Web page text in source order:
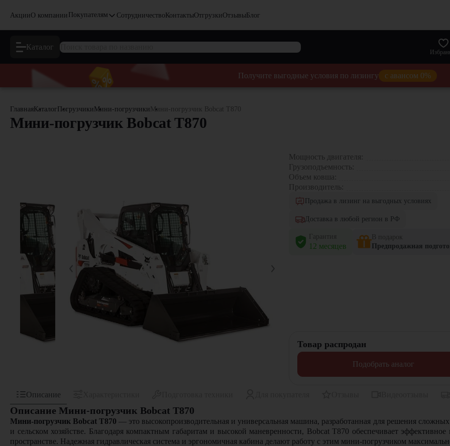
АкцииО компании Покупателям СотрудничествоКонтактыОтгрузкиОтзывыБлог
Каталог
Получите выгодные условия по лизингу с авансом 0%
Главная Каталог Погрузчики Мини-погрузчики Мини-погрузчик Bobcat T870
Мини-погрузчик Bobcat T870
Мощность двигателя:
Грузоподъемность:
Объем ковша:
Производитель:
Продажа в лизинг на выгодных условиях
Доставка в любой регион в РФ
Гарантия
12 месяцев
В подарок
Предпродажная
Товар распродан
Подобрать аналог
Описание
Описание Мини-погрузчик Bobcat T870
Мини-погрузчик Bobcat T870 — это высокопроизводительная и универсальная машина, разработанная для решения
и сельском хозяйстве. Благодаря компактным габаритам и высокой маневренности, Bobcat T870 обеспечивает
пространстве. Надежная гидравлическая система и эргономичная кабина делают работу с этим мини-погрузчиком